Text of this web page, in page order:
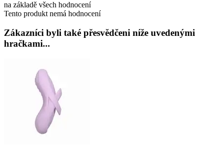
na základě všech hodnocení
Tento produkt nemá hodnocení
Zákazníci byli také přesvědčeni níže uvedenými
hračkami...